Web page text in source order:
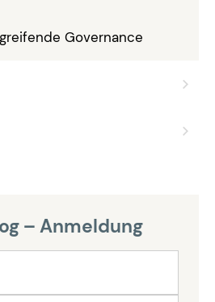
Governance
– Anmeldung